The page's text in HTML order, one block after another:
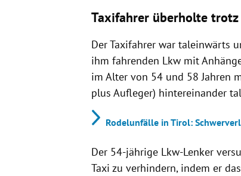
Taxifahrer überholte
Der Taxifahrer war taleinwärts
ihm fahrenden Lkw mit
im Alter von 54 und 58 Jahren
plus Aufleger) hintereinander
Rodelunfälle in Tirol:
Der 54-jährige Lkw-Lenker
Taxi zu verhindern, indem er